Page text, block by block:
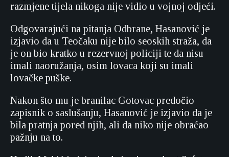
razmjene tijela nikoga nije vidio u vojnoj odjeći.
Odgovarajući na pitanja Odbrane, Hasanović je
izjavio da u Teočaku nije bilo seoskih straža, da
je on bio kratko u rezervnoj policiji te da nisu
imali naoružanja, osim lovaca koji su imali
lovačke puške.
Nakon što mu je branilac Gotovac predočio
zapisnik o saslušanju, Hasanović je izjavio da je
bila pratnja pored njih, ali da niko nije obraćao
pažnju na to.